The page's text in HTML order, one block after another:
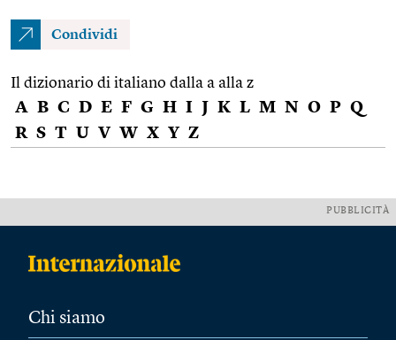
Condividi
Il dizionario di italiano dalla a alla z
A B C D E F G H I J K L M N O P Q
R S T U V W X Y Z
PUBBLICITÀ
Chi siamo